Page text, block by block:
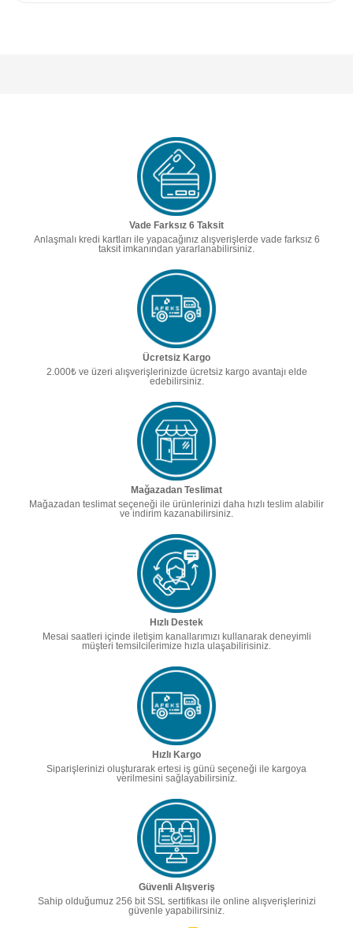
Vade Farksız 6 Taksit
Anlaşmalı kredi kartları ile yapacağınız alışverişlerde vade farksız 6
taksit imkanından yararlanabilirsiniz.
Ücretsiz Kargo
2.000₺ ve üzeri alışverişlerinizde ücretsiz kargo avantajı elde
edebilirsiniz.
Mağazadan Teslimat
Mağazadan teslimat seçeneği ile ürünlerinizi daha hızlı teslim alabilir
ve indirim kazanabilirsiniz.
Hızlı Destek
Mesai saatleri içinde iletişim kanallarımızı kullanarak deneyimli
müşteri temsilcilerimize hızla ulaşabilirisiniz.
Hızlı Kargo
Siparişlerinizi oluşturarak ertesi iş günü seçeneği ile kargoya
verilmesini sağlayabilirsiniz.
Güvenli Alışveriş
Sahip olduğumuz 256 bit SSL sertifikası ile online alışverişlerinizi
güvenle yapabilirsiniz.